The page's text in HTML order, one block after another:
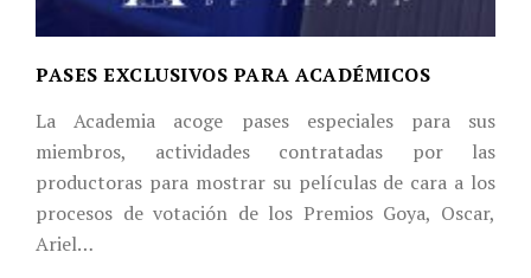
PASES EXCLUSIVOS PARA ACADÉMICOS
La Academia acoge pases especiales para sus
miembros, actividades contratadas por las
productoras para mostrar su películas de cara a los
procesos de votación de los Premios Goya, Oscar,
Ariel…